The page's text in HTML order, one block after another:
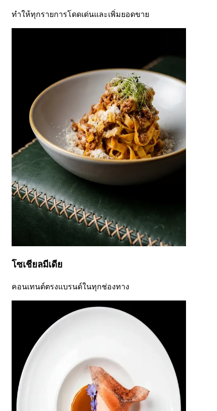
ทำให้ทุกรายการโดดเด่นและเพิ่มยอดขาย
โซเชียลมีเดีย
คอนเทนต์ตรงแบรนด์ในทุกช่องทาง